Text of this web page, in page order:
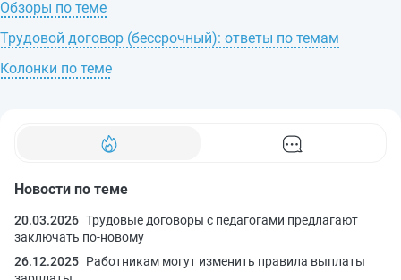
Новости по теме
20.03.2026 Трудовые договоры с педагогами предлагают
заключать по-новому
26.12.2025 Работникам могут изменить правила выплаты
Обзоры по теме
Трудовой договор (бессрочный): ответы по темам
Колонки по теме